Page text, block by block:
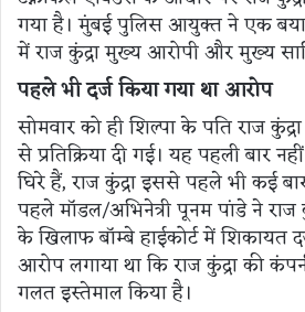
गया है। मुंबई पुलिस आयुक्त ने एक
में राज कुंद्रा मुख्य आरोपी और मुख्य
पहले भी दर्ज किया गया था आरोप
सोमवार को ही शिल्पा के पति राज
से प्रतिक्रिया दी गई। यह पहली बार
घिरे हैं, राज कुंद्रा इससे पहले भी कई
पहले मॉडल/अभिनेत्री पूनम पांडे ने
के खिलाफ बॉम्बे हाईकोर्ट में शिकायत
आरोप लगाया था कि राज कुंद्रा की
गलत इस्तेमाल किया है।